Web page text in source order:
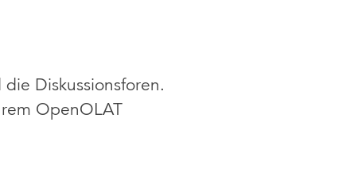
Diskussionsforen.
OpenOLAT